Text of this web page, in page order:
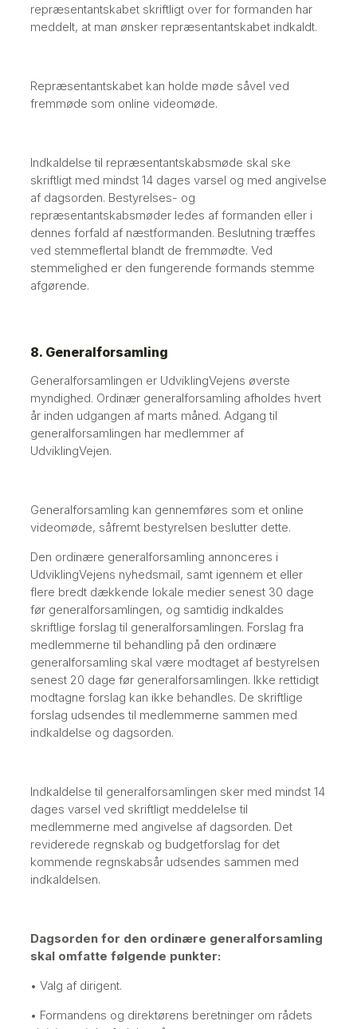
repræsentantskabet skriftligt over for formanden har
meddelt, at man ønsker repræsentantskabet indkaldt.
Repræsentantskabet kan holde møde såvel ved
fremmøde som online videomøde.
Indkaldelse til repræsentantskabsmøde skal ske
skriftligt med mindst 14 dages varsel og med angivelse
af dagsorden. Bestyrelses- og
repræsentantskabsmøder ledes af formanden eller i
dennes forfald af næstformanden. Beslutning træffes
ved stemmeflertal blandt de fremmødte. Ved
stemmelighed er den fungerende formands stemme
afgørende.
8. Generalforsamling
Generalforsamlingen er UdviklingVejens øverste
myndighed. Ordinær generalforsamling afholdes hvert
år inden udgangen af marts måned. Adgang til
generalforsamlingen har medlemmer af
UdviklingVejen.
Generalforsamling kan gennemføres som et online
videomøde, såfremt bestyrelsen beslutter dette.
Den ordinære generalforsamling annonceres i
UdviklingVejens nyhedsmail, samt igennem et eller
flere bredt dækkende lokale medier senest 30 dage
før generalforsamlingen, og samtidig indkaldes
skriftlige forslag til generalforsamlingen. Forslag fra
medlemmerne til behandling på den ordinære
generalforsamling skal være modtaget af bestyrelsen
senest 20 dage før generalforsamlingen. Ikke rettidigt
modtagne forslag kan ikke behandles. De skriftlige
forslag udsendes til medlemmerne sammen med
indkaldelse og dagsorden.
Indkaldelse til generalforsamlingen sker med mindst 14
dages varsel ved skriftligt meddelelse til
medlemmerne med angivelse af dagsorden. Det
reviderede regnskab og budgetforslag for det
kommende regnskabsår udsendes sammen med
indkaldelsen.
Dagsorden for den ordinære generalforsamling
skal omfatte følgende punkter:
• Valg af dirigent.
• Formandens og direktørens beretninger om rådets